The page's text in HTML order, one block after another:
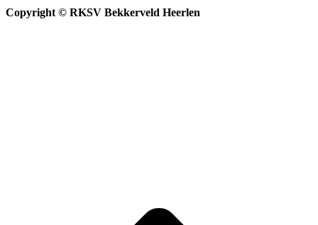
Copyright © RKSV Bekkerveld Heerlen